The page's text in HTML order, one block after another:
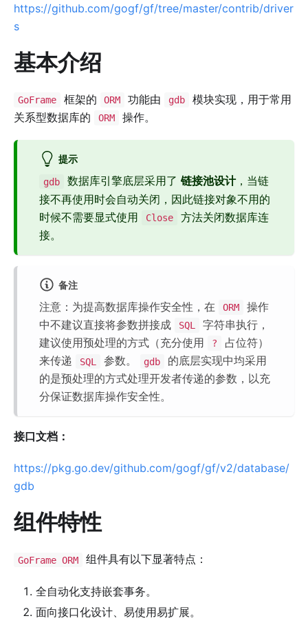
https://github.com/gogf/gf/tree/master/contrib/driver
s
基本介绍
GoFrame 框架的 ORM 功能由 gdb
模块实现，用于常用
关系型数据库的
ORM 操作。
提示
gdb 数据库引擎底层采用了 链接池设计，当链
接不再使用时会自动关闭，因此链接对象不用的
时候不需要显式使用
Close
方法关闭数据库连
接。
备注
注意：为提高数据库操作安全性，在 ORM
操作
中不建议直接将参数拼接成
SQL
字符串执行，
建议使用预处理的方式（充分使用
?
占位符）
来传递
SQL 参数。 gdb
的底层实现中均采用
的是预处理的方式处理开发者传递的参数，以充
分保证数据库操作安全性。
接口文档：
https://pkg.go.dev/github.com/gogf/gf/v2/database/
gdb
组件特性
GoFrame ORM 组件具有以下显著特点：
全自动化支持嵌套事务。
面向接口化设计、易使用易扩展。